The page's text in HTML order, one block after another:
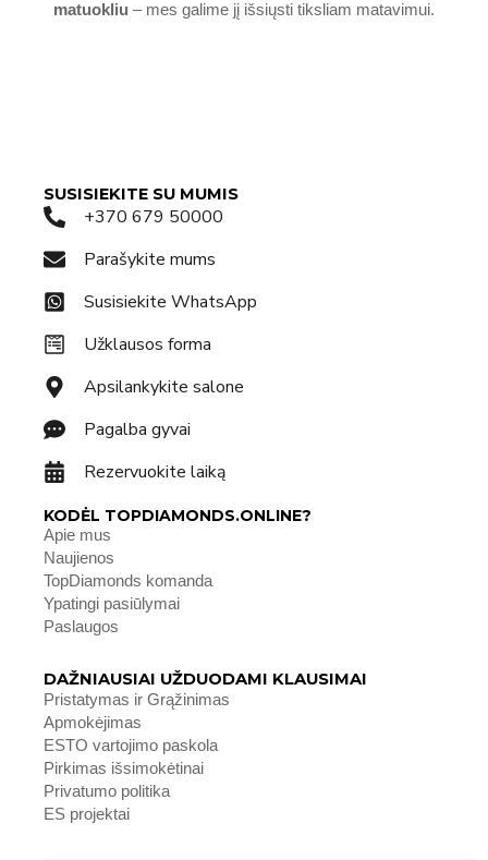
matuokliu – mes galime jį išsiųsti tiksliam matavimui.
SUSISIEKITE SU MUMIS
+370 679 50000
Parašykite mums
Susisiekite WhatsApp
Užklausos forma
Apsilankykite salone
Pagalba gyvai
Rezervuokite laiką
KODĖL TOPDIAMONDS.ONLINE?
Apie mus
Naujienos
TopDiamonds komanda
Ypatingi pasiūlymai
Paslaugos
DAŽNIAUSIAI UŽDUODAMI KLAUSIMAI
Pristatymas ir Grąžinimas
Apmokėjimas
ESTO vartojimo paskola
Pirkimas išsimokėtinai
Privatumo politika
ES projektai